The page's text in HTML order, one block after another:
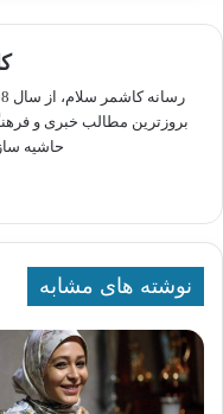
بروزترین مطالب خبری و
حاشیه
نوشته های مشابه